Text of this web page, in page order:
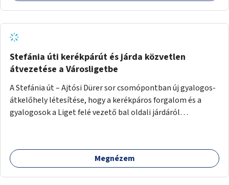
Stefánia úti kerékpárút és járda közvetlen
átvezetése a Városligetbe
A Stefánia út – Ajtósi Dürer sor csomópontban új gyalogos-
átkelőhely létesítése, hogy a kerékpáros forgalom és a
gyalogosok a Liget felé vezető bal oldali járdáról
Megnézem